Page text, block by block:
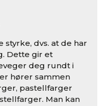
styrke, dvs. at de har
Dette gir et
deg rundt i
hører sammen
pastellfarger
Man kan